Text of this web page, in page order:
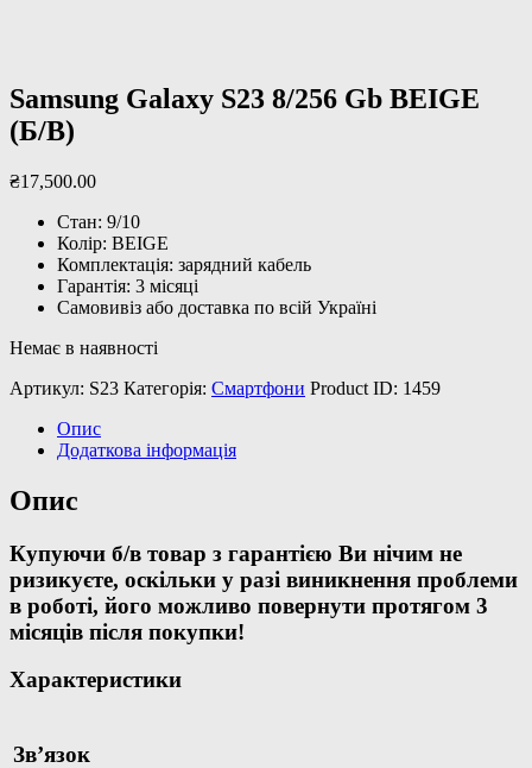
Samsung Galaxy S23 8/256 Gb BEIGE
(Б/В)
₴17,500.00
Стан: 9/10
Колір: BEIGE
Комплектація: зарядний кабель
Гарантія: 3 місяці
Самовивіз або доставка по всій Україні
Немає в наявності
Артикул: S23 Категорія: Смартфони Product ID: 1459
Опис
Додаткова інформація
Опис
Купуючи б/в товар з гарантією Ви нічим не
ризикуєте, оскільки у разі виникнення проблеми
в роботі, його можливо повернути протягом 3
місяців після покупки!
Характеристики
Зв’язок